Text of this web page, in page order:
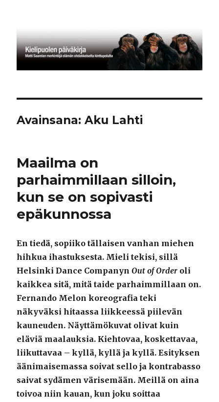
Avainsana:Aku Lahti
Maailma on
parhaimmillaan silloin,
kun se on sopivasti
epäkunnossa
En tiedä, sopiiko tällaisen vanhan miehen
hihkua ihastuksesta. Mieli tekisi, sillä
Helsinki Dance CompanynOut of Order oli
kaikkea sitä, mitä taide parhaimmillaan on.
Fernando Melon koreografia teki
näkyväksi hitaassa liikkeessä piilevän
kauneuden. Näyttämökuvat olivat kuin
eläviä maalauksia. Kiehtovaa, koskettavaa,
liikuttavaa – kyllä, kyllä ja kyllä. Esityksen
äänimaisemassa soivat sello ja kontrabasso
saivat sydämen värisemään. Meillä on aina
toivoa niin kauan, kun joku soittaa